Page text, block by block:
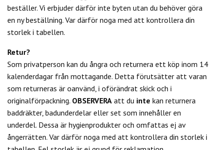
beställer. Vi erbjuder därför inte byten utan du behöver göra
en ny beställning. Var därför noga med att kontrollera din
storlek i tabellen.
Retur?
Som privatperson kan du ångra och returnera ett köp inom 14
kalenderdagar från mottagande. Detta förutsätter att varan
som returneras är oanvänd, i oförändrat skick och i
originalförpackning. OBSERVERA att du inte kan returnera
baddräkter, badunderdelar eller set som innehåller en
underdel. Dessa är hygienprodukter och omfattas ej av
ångerrätten. Var därför noga med att kontrollera din storlek i